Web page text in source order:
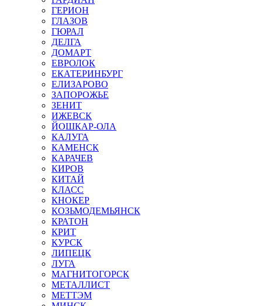
ГЕРИОН
ГЛАЗОВ
ГЮРАЛ
ДЕЛГА
ДОМАРТ
ЕВРОЛОК
ЕКАТЕРИНБУРГ
ЕЛИЗАРОВО
ЗАПОРОЖЬЕ
ЗЕНИТ
ИЖЕВСК
ЙОШКАР-ОЛА
КАЛУГА
КАМЕНСК
КАРАЧЕВ
КИРОВ
КИТАЙ
КЛАСС
КНОКЕР
КОЗЬМОДЕМЬЯНСК
КРАТОН
КРИТ
КУРСК
ЛИПЕЦК
ЛУГА
МАГНИТОГОРСК
МЕТАЛЛИСТ
МЕТТЭМ